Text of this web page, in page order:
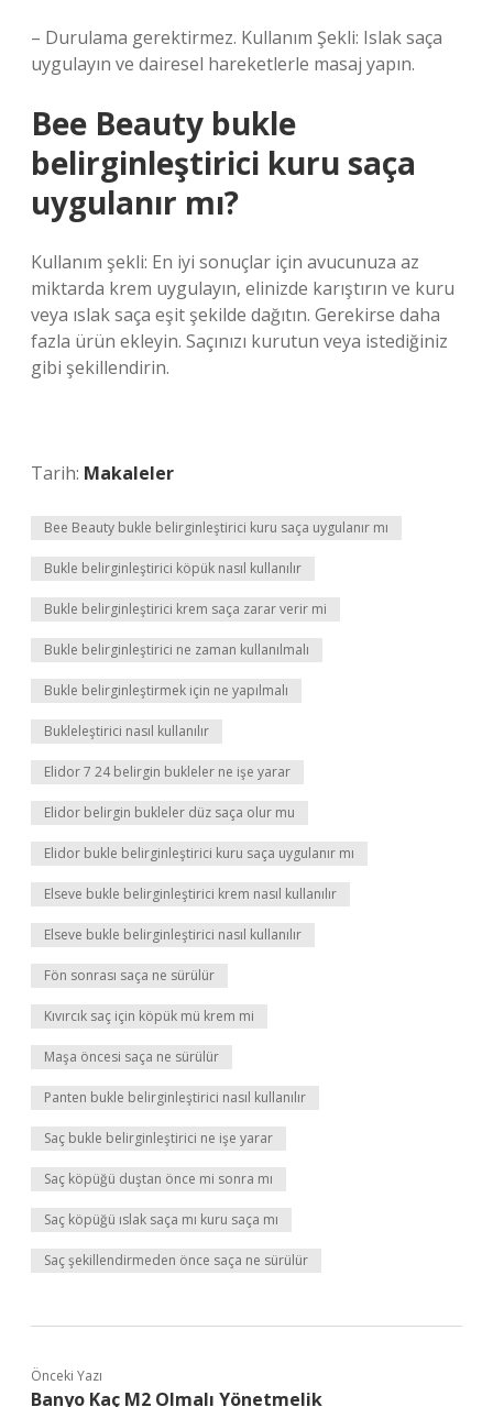
– Durulama gerektirmez. Kullanım Şekli: Islak saça
uygulayın ve dairesel hareketlerle masaj yapın.
Bee Beauty bukle
belirginleştirici kuru saça
uygulanır mı?
Kullanım şekli: En iyi sonuçlar için avucunuza az
miktarda krem ​​uygulayın, elinizde karıştırın ve kuru
veya ıslak saça eşit şekilde dağıtın. Gerekirse daha
fazla ürün ekleyin. Saçınızı kurutun veya istediğiniz
gibi şekillendirin.
Tarih: Makaleler
Bee Beauty bukle belirginleştirici kuru saça uygulanır mı
Bukle belirginleştirici köpük nasıl kullanılır
Bukle belirginleştirici krem saça zarar verir mi
Bukle belirginleştirici ne zaman kullanılmalı
Bukle belirginleştirmek için ne yapılmalı
Bukleleştirici nasıl kullanılır
Elidor 7 24 belirgin bukleler ne işe yarar
Elidor belirgin bukleler düz saça olur mu
Elidor bukle belirginleştirici kuru saça uygulanır mı
Elseve bukle belirginleştirici krem nasıl kullanılır
Elseve bukle belirginleştirici nasıl kullanılır
Fön sonrası saça ne sürülür
Kıvırcık saç için köpük mü krem mi
Maşa öncesi saça ne sürülür
Panten bukle belirginleştirici nasıl kullanılır
Saç bukle belirginleştirici ne işe yarar
Saç köpüğü duştan önce mi sonra mı
Saç köpüğü ıslak saça mı kuru saça mı
Saç şekillendirmeden önce saça ne sürülür
Önceki Yazı
Banyo Kaç M2 Olmalı Yönetmelik